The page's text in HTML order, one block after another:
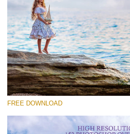
Please select
Free Cloud Overlay #22
Small 800*533px
Cotton Candy Clouds
(152 Overlays)
4 Seasons (411 Overlays)
FREE DOWNLOAD